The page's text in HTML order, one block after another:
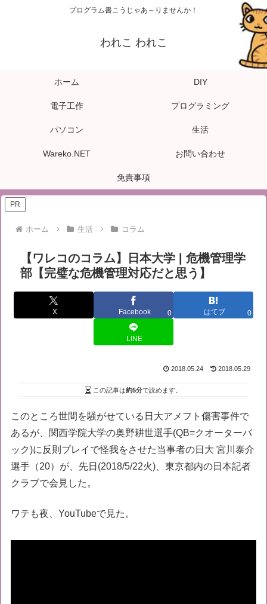
プログラム書こうじゃあ～りませんか！
われこ われこ
ホーム DIY
電子工作 プログラミング
パソコン 生活
Wareko.NET お問い合わせ
免責事項
PR
ホーム 生活 コラム
【ワレコのコラム】日本大学 | 危機管理学
部【完璧な危機管理対応だと思う】
X Facebook 0 はてブ 0
LINE
2018.05.24 2018.05.29
この記事は約5分で読めます。
このところ世間を騒がせている日大アメフト傷害事件で
あるが、関西学院大学の奥野耕世選手(QB=クオーターバ
ック)に反則プレイで怪我をさせた当事者の日大 宮川泰介
選手（20）が、先日(2018/5/22火)、東京都内の日本記者
クラブで会見した。
ワテも夜、YouTubeで見た。